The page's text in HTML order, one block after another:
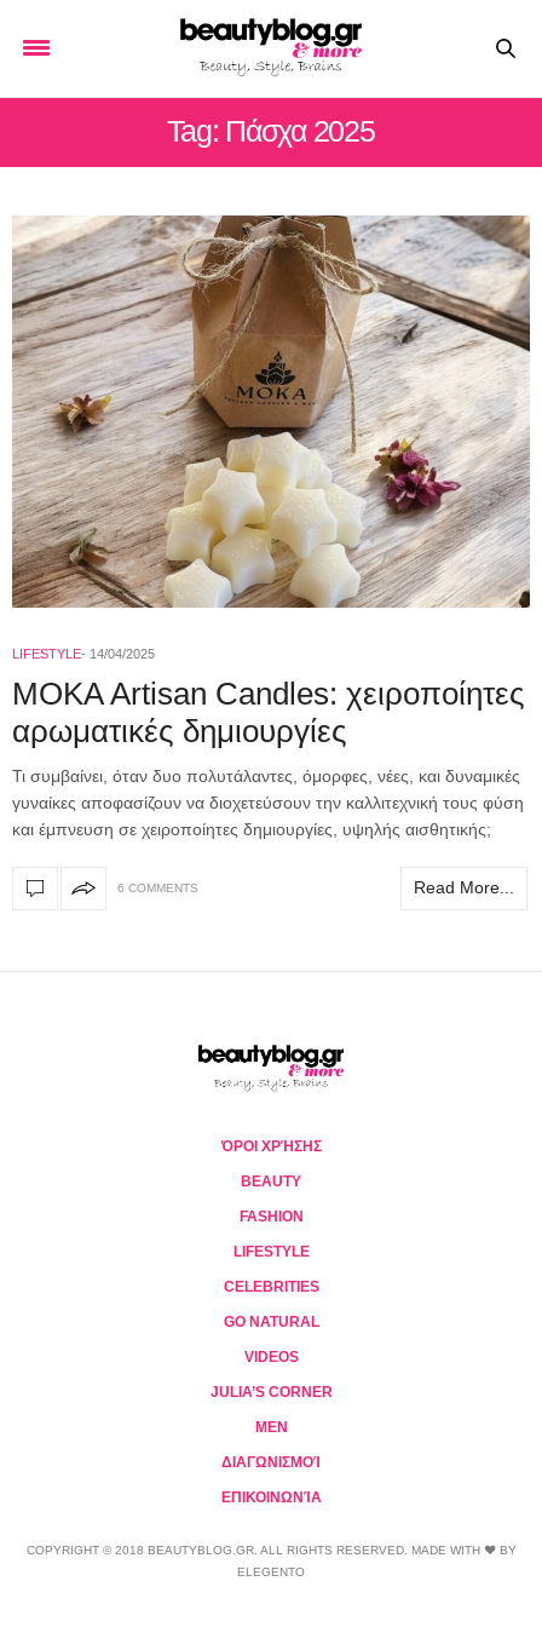
Tag: Πάσχα 2025
LIFESTYLE 14/04/2025
MOKA Artisan Candles: χειροποίητες
αρωματικές δημιουργίες
Τι συμβαίνει, όταν δυο πολυτάλαντες, όμορφες, νέες, και δυναμικές
γυναίκες αποφασίζουν να διοχετεύσουν την καλλιτεχνική τους φύση
και έμπνευση σε χειροποίητες δημιουργίες, υψηλής αισθητικής;
6 COMMENTS Read More...
ΌΡΟΙ ΧΡΉΣΗΣ
BEAUTY
FASHION
LIFESTYLE
CELEBRITIES
GO NATURAL
VIDEOS
JULIA’S CORNER
MEN
ΔΙΑΓΩΝΙΣΜΟΊ
ΕΠΙΚΟΙΝΩΝΊΑ
COPYRIGHT © 2018 BEAUTYBLOG.GR. ALL RIGHTS RESERVED. MADE WITH ❤ BY
ELEGENTO